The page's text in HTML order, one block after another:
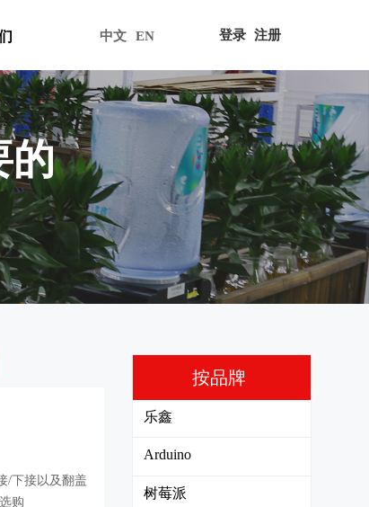
中文 EN 登录 注册
的
/下接以及翻盖
购
全部分类
乐鑫
Arduino
树莓派
按品牌